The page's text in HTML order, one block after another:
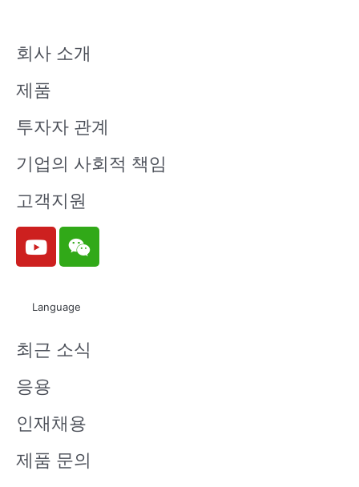
회사 소개
제품
투자자 관계
기업의 사회적 책임
고객지원
Y
o
u
e
W
e
i
n
Language
최근 소식
응용
인재채용
제품 문의